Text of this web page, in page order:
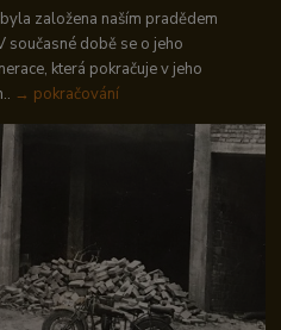
založena naším pradědem
současné době se o jeho
která pokračuje v jeho
→ pokračování